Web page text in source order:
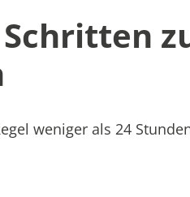
weniger als 24